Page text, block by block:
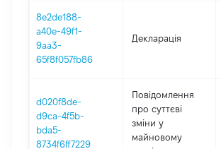
8e2de188-
a40e-49f1-
9aa3-
65f8f057fb86
Декларація
d020f8de-
d9ca-4f5b-
bda5-
8734f6ff7229
Повідомлення
про суттєві
зміни y
майновому